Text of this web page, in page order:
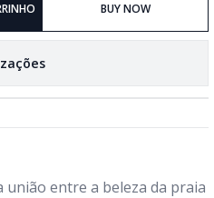
BUY NOW
união entre a beleza da praia